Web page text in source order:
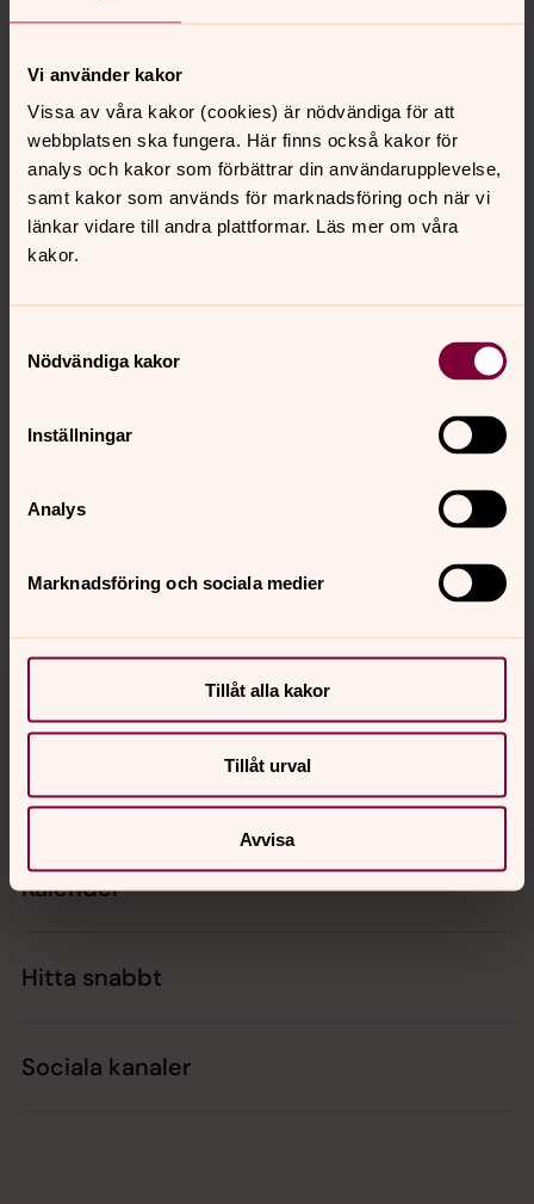
Vi använder kakor
Vissa av våra kakor (cookies) är nödvändiga för att
webbplatsen ska fungera. Här finns också kakor för
analys och kakor som förbättrar din användarupplevelse,
samt kakor som används för marknadsföring och när vi
länkar vidare till andra plattformar. Läs mer om våra
kakor.
Nödvändiga kakor
Inställningar
Analys
Marknadsföring och sociala medier
Tillåt alla kakor
Tillåt urval
Avvisa
nationell service, som till exempel är mindre sårbar vid
sjukdom, pensionsavgångar och liknande.
Hon ser kyrkans stödfunktioner som en viktig del i det
grundläggande arbetet.
-Det handlar om alltifrån ordning och reda till att
underlätta för kyrkoherden, de förtroendevalda och
verksamhetsansvariga och att ge goda underlag så det
innehåll?
Kontakt
Kalender
Hitta snabbt
Sociala kanaler